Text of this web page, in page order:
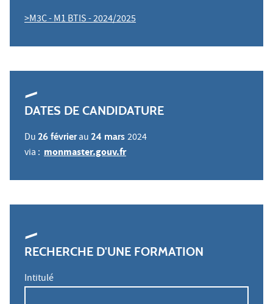
>M3C - M1 BTIS - 2024/2025
DATES DE CANDIDATURE
Du 26 févrierau 24 mars 2024
via : monmaster.gouv.fr
RECHERCHE D'UNE FORMATION
Intitulé